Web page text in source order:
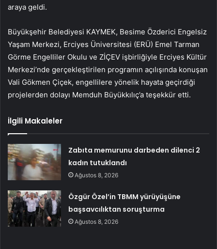
araya geldi.
Büyükşehir Belediyesi KAYMEK, Besime Özderici Engelsiz
Yaşam Merkezi, Erciyes Üniversitesi (ERÜ) Emel Tarman
Görme Engelliler Okulu ve ZİÇEV işbirliğiyle Erciyes Kültür
Merkezi’nde gerçekleştirilen programın açılışında konuşan
Vali Gökmen Çiçek, engellilere yönelik hayata geçirdiği
projelerden dolayı Memduh Büyükkılıç’a teşekkür etti.
İlgili Makaleler
Zabıta memurunu darbeden dilenci 2
kadın tutuklandı
Ağustos 8, 2026
Özgür Özel’in TBMM yürüyüşüne
başsavcılıktan soruşturma
Ağustos 8, 2026